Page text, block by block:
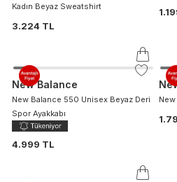
Kadın Beyaz Sweatshirt
3.224 TL
New Balance
New Balance 550 Unisex Beyaz Deri
Spor Ayakkabı
4.999 TL